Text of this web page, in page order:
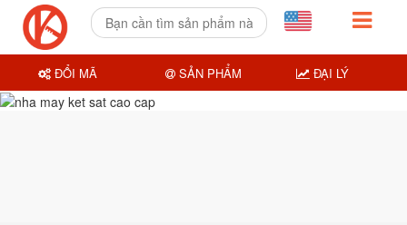
ĐỔI MÃ SẢN PHẨM ĐẠI LÝ